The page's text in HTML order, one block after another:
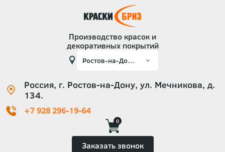
Производство красок и
декоративных покрытий
Россия, г. Ростов-на-Дону, ул. Мечникова, д.
134.
+7 928 296-19-64
0
Заказать звонок